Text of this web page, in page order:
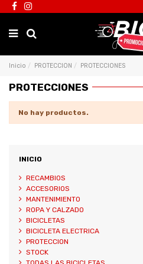
Inicio PROTECCION PROTECCIONES
PROTECCIONES
No hay productos.
INICIO
RECAMBIOS
ACCESORIOS
MANTENIMIENTO
ROPA Y CALZADO
BICICLETAS
BICICLETA ELECTRICA
PROTECCION
STOCK